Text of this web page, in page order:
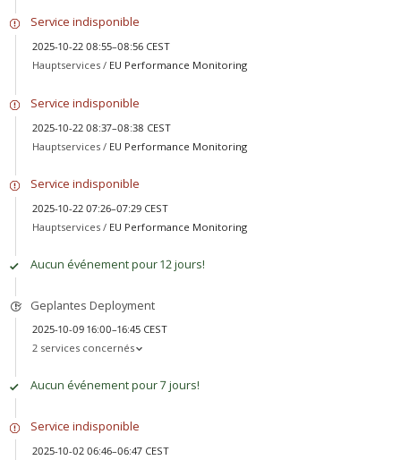
Service indisponible
2025-10-22 08:55–08:56 CEST
Hauptservices / EU Performance Monitoring
Service indisponible
2025-10-22 08:37–08:38 CEST
Hauptservices / EU Performance Monitoring
Service indisponible
2025-10-22 07:26–07:29 CEST
Hauptservices / EU Performance Monitoring
Aucun événement pour 12 jours!
Geplantes Deployment
2025-10-09 16:00–16:45 CEST
2 services concernés
Aucun événement pour 7 jours!
Service indisponible
2025-10-02 06:46–06:47 CEST